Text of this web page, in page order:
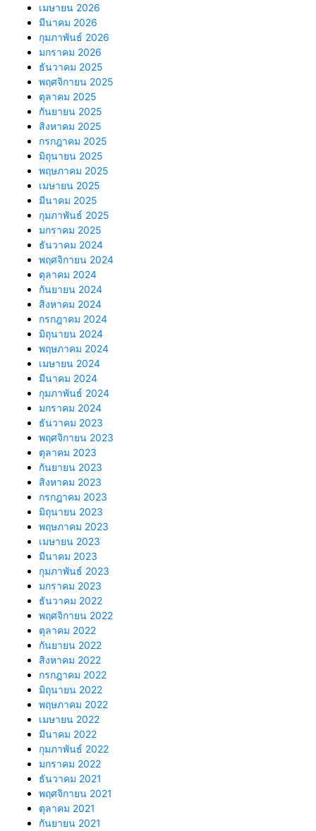
เมษายน 2026
มีนาคม 2026
กุมภาพันธ์ 2026
มกราคม 2026
ธันวาคม 2025
พฤศจิกายน 2025
ตุลาคม 2025
กันยายน 2025
สิงหาคม 2025
กรกฎาคม 2025
มิถุนายน 2025
พฤษภาคม 2025
เมษายน 2025
มีนาคม 2025
กุมภาพันธ์ 2025
มกราคม 2025
ธันวาคม 2024
พฤศจิกายน 2024
ตุลาคม 2024
กันยายน 2024
สิงหาคม 2024
กรกฎาคม 2024
มิถุนายน 2024
พฤษภาคม 2024
เมษายน 2024
มีนาคม 2024
กุมภาพันธ์ 2024
มกราคม 2024
ธันวาคม 2023
พฤศจิกายน 2023
ตุลาคม 2023
กันยายน 2023
สิงหาคม 2023
กรกฎาคม 2023
มิถุนายน 2023
พฤษภาคม 2023
เมษายน 2023
มีนาคม 2023
กุมภาพันธ์ 2023
มกราคม 2023
ธันวาคม 2022
พฤศจิกายน 2022
ตุลาคม 2022
กันยายน 2022
สิงหาคม 2022
กรกฎาคม 2022
มิถุนายน 2022
พฤษภาคม 2022
เมษายน 2022
มีนาคม 2022
กุมภาพันธ์ 2022
มกราคม 2022
ธันวาคม 2021
พฤศจิกายน 2021
ตุลาคม 2021
กันยายน 2021